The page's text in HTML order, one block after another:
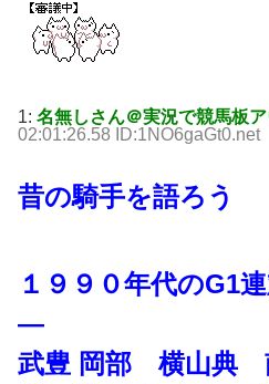
1: 名無しさん＠実況で競馬板ア
02:01:26.58 ID:1NO6gaGt0.net
昔の騎手を語ろう
１９９０年代のG1
—
武豊 岡部 横山